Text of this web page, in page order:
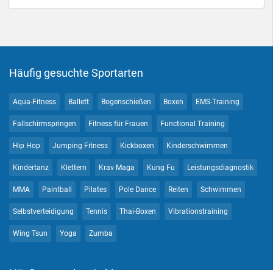
Häufig gesuchte Sportarten
Aqua-Fitness Ballett Bogenschießen Boxen EMS-Training
Fallschirmspringen Fitness für Frauen Functional Training
Hip Hop Jumping Fitness Kickboxen Kinderschwimmen
Kindertanz Klettern Krav Maga Kung Fu Leistungsdiagnostik
MMA Paintball Pilates Pole Dance Reiten Schwimmen
Selbstverteidigung Tennis Thai-Boxen Vibrationstraining
Wing Tsun Yoga Zumba